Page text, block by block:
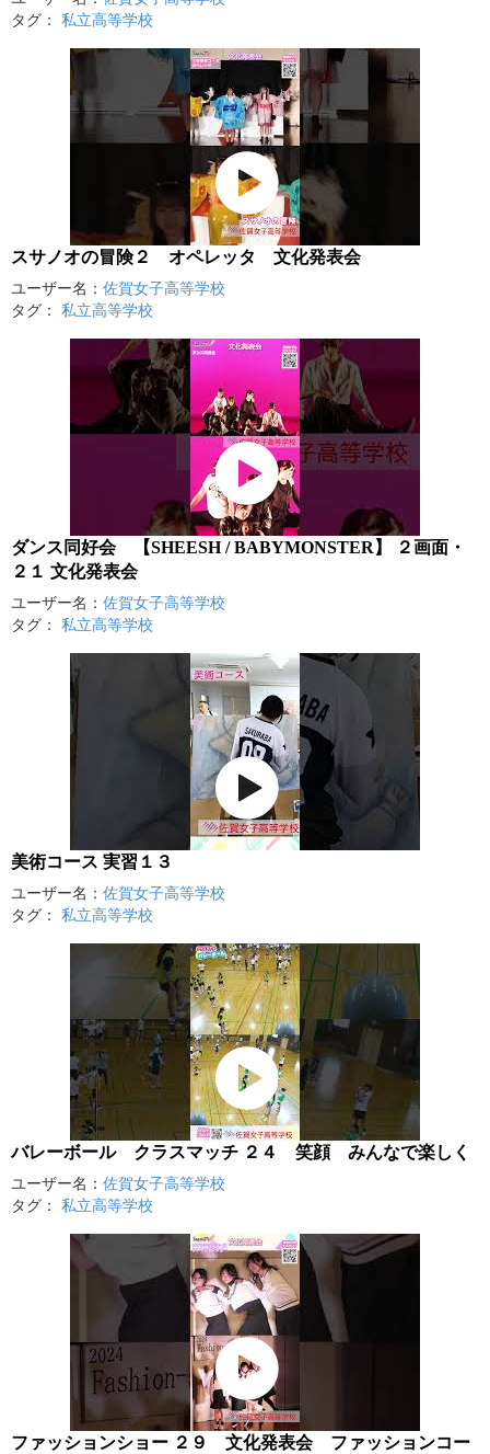
タグ： 私立高等学校
スサノオの冒険２ オペレッタ 文化発表会
ユーザー名： 佐賀女子高等学校
タグ： 私立高等学校
ダンス同好会 【SHEESH / BABYMONSTER】 ２画面・
２１ 文化発表会
ユーザー名： 佐賀女子高等学校
タグ： 私立高等学校
美術コース 実習１３
ユーザー名： 佐賀女子高等学校
タグ： 私立高等学校
バレーボール クラスマッチ ２４ 笑顔 みんなで楽しく
ユーザー名： 佐賀女子高等学校
タグ： 私立高等学校
ファッションショー ２９ 文化発表会 ファッションコー